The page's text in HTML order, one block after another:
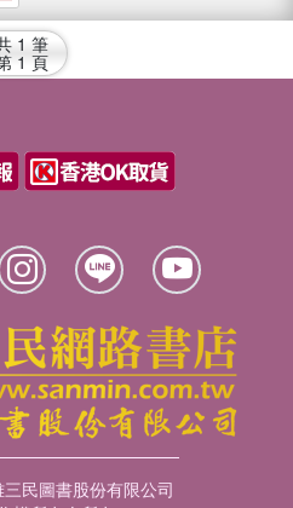
1 筆
1 頁
民圖書股份有限公司